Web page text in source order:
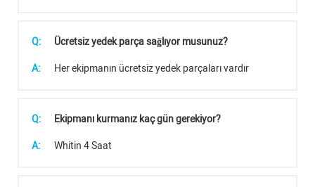
Q:
Ücretsiz yedek parça sağlıyor musunuz?
A:
Her ekipmanın ücretsiz yedek parçaları vardır
Q:
Ekipmanı kurmanız kaç gün gerekiyor?
A:
Whitin 4 Saat